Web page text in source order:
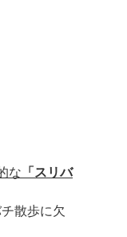
な 「スリバ
散歩に欠